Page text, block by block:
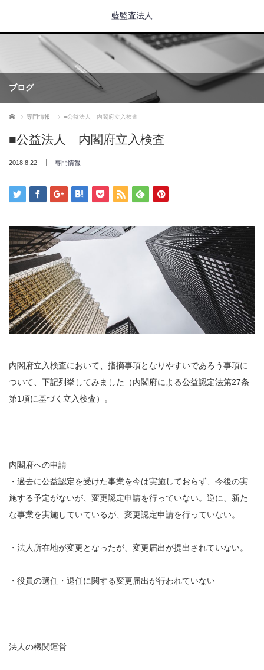
藍監査法人
ブログ
ホーム 専門情報 ■公益法人 内閣府立入検査
■公益法人 内閣府立入検査
2018.8.22 専門情報
内閣府立入検査において、指摘事項となりやすいであろう事項に
ついて、下記列挙してみました（内閣府による公益認定法第27条
第1項に基づく立入検査）。
内閣府への申請
・過去に公益認定を受けた事業を今は実施しておらず、今後の実
施する予定がないが、変更認定申請を行っていない。逆に、新た
な事業を実施していているが、変更認定申請を行っていない。
・法人所在地が変更となったが、変更届出が提出されていない。
・役員の選任・退任に関する変更届出が行われていない
法人の機関運営